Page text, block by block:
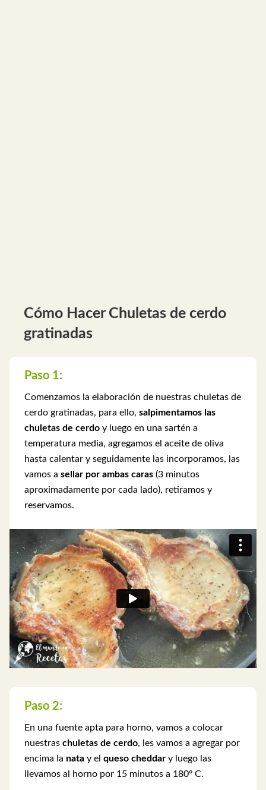
Cómo Hacer Chuletas de cerdo
gratinadas
Paso 1:
Comenzamos la elaboración de nuestras chuletas de
cerdo gratinadas, para ello, salpimentamos las
chuletas de cerdo y luego en una sartén a
temperatura media, agregamos el aceite de oliva
hasta calentar y seguidamente las incorporamos, las
vamos a sellar por ambas caras (3 minutos
aproximadamente por cada lado), retiramos y
reservamos.
Paso 2:
En una fuente apta para horno, vamos a colocar
nuestras chuletas de cerdo, les vamos a agregar por
encima la nata y el queso cheddar y luego las
llevamos al horno por 15 minutos a 180º C.